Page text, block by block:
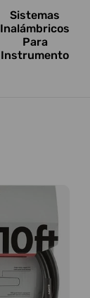
Sistemas
Inalámbricos
Para
Instrumento